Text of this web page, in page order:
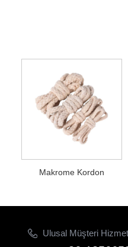
Makrome Kordon
Ulusal Müşteri